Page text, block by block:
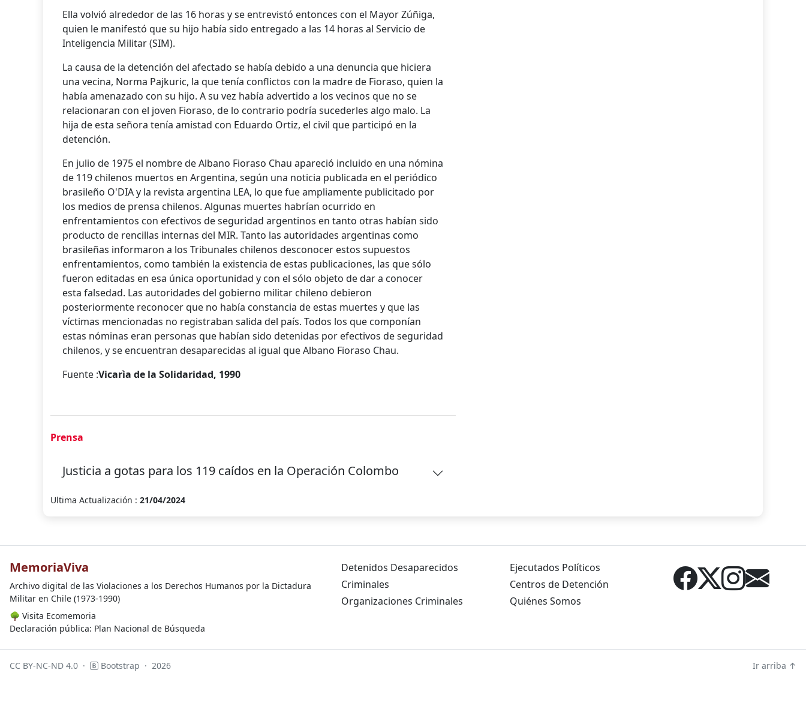
Ella volvió alrededor de las 16 horas y se entrevistó entonces con el Mayor Zúñiga,
quien le manifestó que su hijo había sido entregado a las 14 horas al Servicio de
Inteligencia Militar (SIM).
La causa de la detención del afectado se había debido a una denuncia que hiciera
una vecina, Norma Pajkuric, la que tenía conflictos con la madre de Fioraso, quien la
había amenazado con su hijo. A su vez había advertido a los vecinos que no se
relacionaran con el joven Fioraso, de lo contrario podría sucederles algo malo. La
hija de esta señora tenía amistad con Eduardo Ortiz, el civil que participó en la
detención.
En julio de 1975 el nombre de Albano Fioraso Chau apareció incluido en una nómina
de 119 chilenos muertos en Argentina, según una noticia publicada en el periódico
brasileño O'DIA y la revista argentina LEA, lo que fue ampliamente publicitado por
los medios de prensa chilenos. Algunas muertes habrían ocurrido en
enfrentamientos con efectivos de seguridad argentinos en tanto otras habían sido
producto de rencillas internas del MIR. Tanto las autoridades argentinas como
brasileñas informaron a los Tribunales chilenos desconocer estos supuestos
enfrentamientos, como también la existencia de estas publicaciones, las que sólo
fueron editadas en esa única oportunidad y con el sólo objeto de dar a conocer
esta falsedad. Las autoridades del gobierno militar chileno debieron
posteriormente reconocer que no había constancia de estas muertes y que las
víctimas mencionadas no registraban salida del país. Todos los que componían
estas nóminas eran personas que habían sido detenidas por efectivos de seguridad
chilenos, y se encuentran desaparecidas al igual que Albano Fioraso Chau.
Fuente :Vicarìa de la Solidaridad, 1990
Prensa
Justicia a gotas para los 119 caídos en la Operación Colombo
Ultima Actualización : 21/04/2024
MemoriaViva
Archivo digital de las Violaciones a los Derechos Humanos por la Dictadura
Militar en Chile (1973-1990)
🌳 Visita Ecomemoria
Declaración pública: Plan Nacional de Búsqueda
Detenidos Desaparecidos
Ejecutados Políticos
Criminales
Centros de Detención
Organizaciones Criminales
Quiénes Somos
CC BY-NC-ND 4.0 · Bootstrap · 2026 Ir arriba ↑